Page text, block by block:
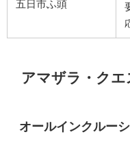
五日市ふ頭
アマザラ・クエ
オールインクルー